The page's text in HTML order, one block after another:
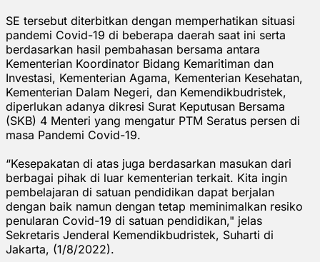
SE tersebut diterbitkan dengan memperhatikan situasi
pandemi Covid-19 di beberapa daerah saat ini serta
berdasarkan hasil pembahasan bersama antara
Kementerian Koordinator Bidang Kemaritiman dan
Investasi, Kementerian Agama, Kementerian Kesehatan,
Kementerian Dalam Negeri, dan Kemendikbudristek,
diperlukan adanya dikresi Surat Keputusan Bersama
(SKB) 4 Menteri yang mengatur PTM Seratus persen di
masa Pandemi Covid-19.
“Kesepakatan di atas juga berdasarkan masukan dari
berbagai pihak di luar kementerian terkait. Kita ingin
pembelajaran di satuan pendidikan dapat berjalan
dengan baik namun dengan tetap meminimalkan resiko
penularan Covid-19 di satuan pendidikan," jelas
Sekretaris Jenderal Kemendikbudristek, Suharti di
Jakarta, (1/8/2022).